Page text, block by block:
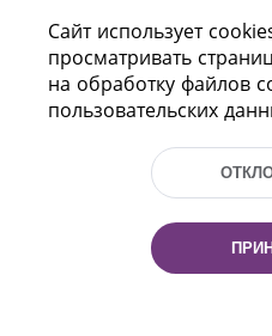
Пр-т Независимости 116
г. Минск, Республика
Тел.: (+375 17) 368 37
Эл. почта:
Сайт использует
просматривать
на обработку файлов
пользовательских